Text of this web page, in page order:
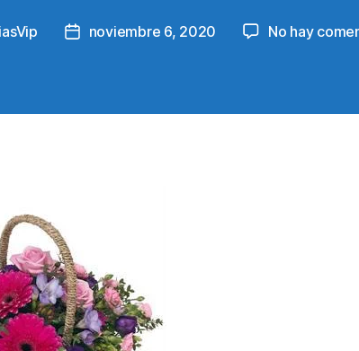
Postnoviembre 6, 2020 No hay